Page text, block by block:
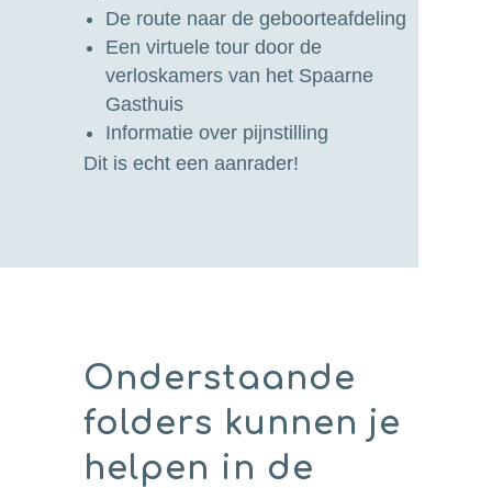
De route naar de geboorteafdeling
Een virtuele tour door de
verloskamers van het Spaarne
Gasthuis
Informatie over pijnstilling
Dit is echt een aanrader!
Onderstaande
folders kunnen je
helpen in de